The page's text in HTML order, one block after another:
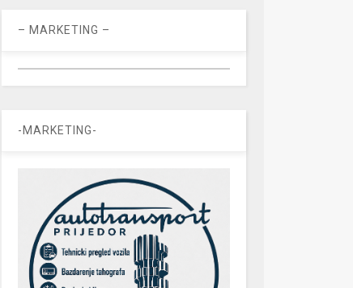
– MARKETING –
-MARKETING-